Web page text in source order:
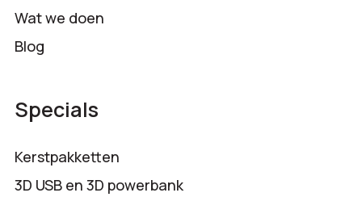
Wat we doen
Blog
Specials
Kerstpakketten
3D USB en 3D powerbank